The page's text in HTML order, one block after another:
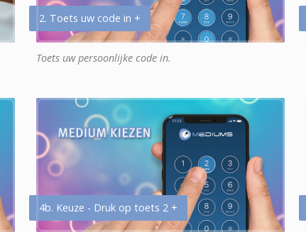
2. Toets uw code in +
Toets uw persoonlijke code in.
4b. Keuze - Druk op toets 2 +